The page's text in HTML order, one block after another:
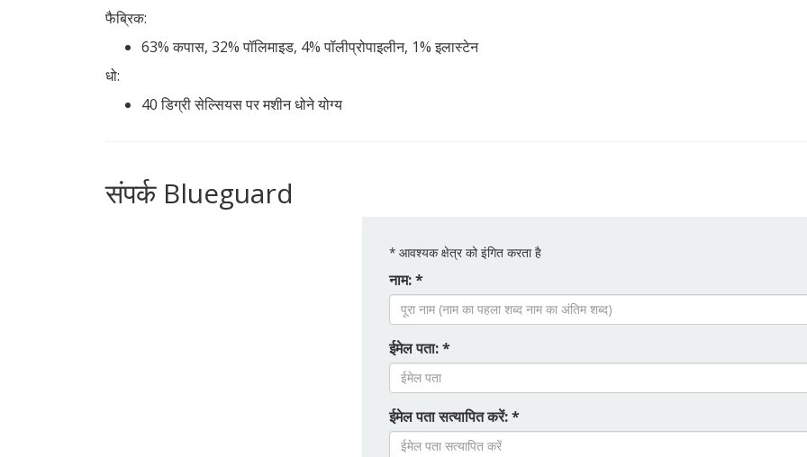
फैब्रिक:
63% कपास, 32% पॉलिमाइड, 4% पॉलीप्रोपाइलीन, 1% इलास्टेन
धो:
40 डिग्री सेल्सियस पर मशीन धोने योग्य
संपर्क Blueguard
* आवश्यक क्षेत्र को इंगित करता है
नाम: *
ईमेल पता: *
ईमेल पता सत्यापित करें: *